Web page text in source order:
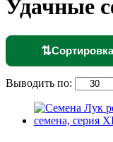
Удачные
⇅Сортировка
Выводить по: